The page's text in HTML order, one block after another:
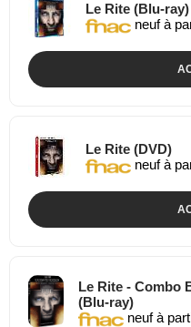
Le Rite (Blu-ray)
neuf à
Le Rite (DVD)
neuf à
Le Rite - Combo
(Blu-ray)
neuf à